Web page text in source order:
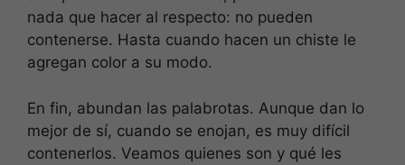
nada que hacer al respecto: no pueden
contenerse. Hasta cuando hacen un chiste le
agregan color a su modo.
En fin, abundan las palabrotas. Aunque dan lo
mejor de sí, cuando se enojan, es muy difícil
contenerlos. Veamos quienes son y qué les